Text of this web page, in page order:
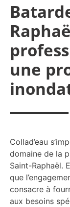
une
Collad’eau
domaine de la
Saint-Raphaël.
que
consacre à
aux besoins